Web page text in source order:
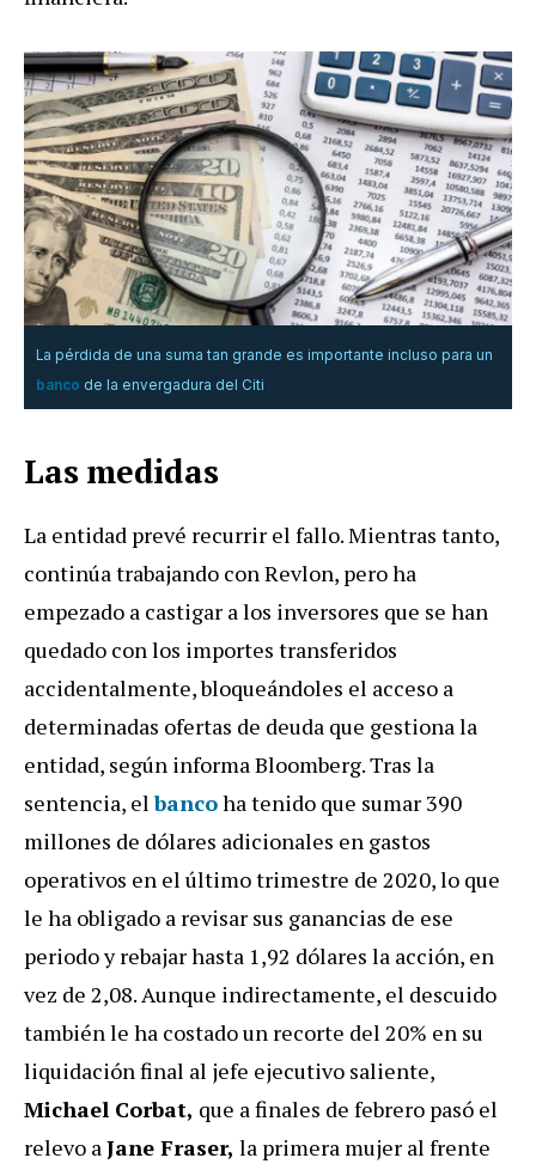
La pérdida de una suma tan grande es importante incluso para un
banco de la envergadura del Citi
Las medidas
La entidad prevé recurrir el fallo. Mientras tanto,
continúa trabajando con Revlon, pero ha
empezado a castigar a los inversores que se han
quedado con los importes transferidos
accidentalmente, bloqueándoles el acceso a
determinadas ofertas de deuda que gestiona la
entidad, según informa Bloomberg. Tras la
sentencia, elbancoha tenido que sumar 390
millones de dólares adicionales en gastos
operativos en el último trimestre de 2020, lo que
le ha obligado a revisar sus ganancias de ese
periodo y rebajar hasta 1,92 dólares la acción, en
vez de 2,08. Aunque indirectamente, el descuido
también le ha costado un recorte del 20% en su
liquidación final al jefe ejecutivo saliente,
Michael Corbat, que a finales de febrero pasó el
relevo aJane Fraser, la primera mujer al frente